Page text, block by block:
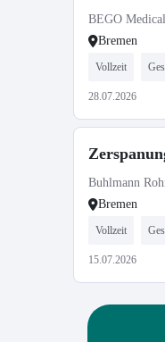
BEGO
Bremen
Vollzeit
28.07.2026
Buhlmann
Bremen
Vollzeit
15.07.2026